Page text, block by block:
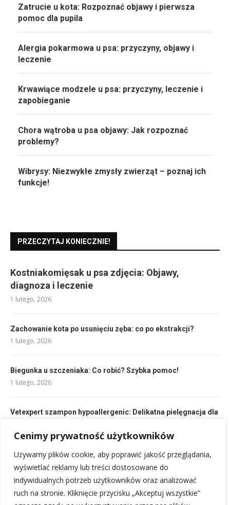
Cenimy prywatność użytkowników
Używamy plików cookie, aby poprawić jakość przeglądania,
wyświetlać reklamy lub treści dostosowane do
indywidualnych potrzeb użytkowników oraz analizować
ruch na stronie. Kliknięcie przycisku „Akceptuj wszystkie”
Zatrucie u kota: Rozpoznać objawy i pierwsza
pomoc dla pupila
Alergia pokarmowa u psa: przyczyny, objawy i
leczenie
Krwawiące modzele u psa: przyczyny, leczenie i
zapobieganie
Chora wątroba u psa objawy: Jak rozpoznać
problemy?
Wibrysy: Niezwykłe zmysły zwierząt – poznaj ich
funkcje!
PRZECZYTAJ KONIECZNIE!
Kostniakomięsak u psa zdjęcia: Objawy,
diagnoza i leczenie
1 lutego, 2026
Zachowanie kota po usunięciu zęba: co po ekstrakcji?
1 lutego, 2026
Biegunka u szczeniaka: Co robić? Szybka pomoc!
1 lutego, 2026
Vetexpert szampon hypoallergenic: Delikatna pielęgnacja dla
6 lutego, 2026
Opieka nad kotem zimą: jak dbać o pupila w mroźną porę
7 lutego, 2026